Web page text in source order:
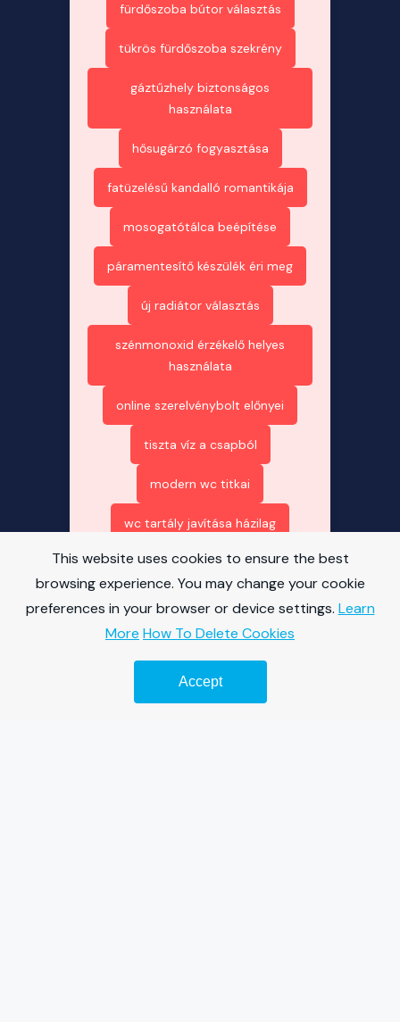
fürdőszoba bútor választás
tükrös fürdőszoba szekrény
gáztűzhely biztonságos
használata
hősugárzó fogyasztása
fatüzelésű kandalló romantikája
mosogatótálca beépítése
páramentesítő készülék éri meg
új radiátor választás
szénmonoxid érzékelő helyes
használata
online szerelvénybolt előnyei
tiszta víz a csapból
modern wc titkai
wc tartály javítása házilag
wc ülőke cseréje egyszerűen
marketing 2025 jövő
mesterséges intelligencia
forradalma marketingben
This website uses cookies to ensure the best
browsing experience. You may change your cookie
preferences in your browser or device settings. Learn
More How To Delete Cookies
Accept